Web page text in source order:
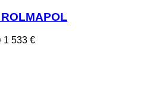
1 533 €